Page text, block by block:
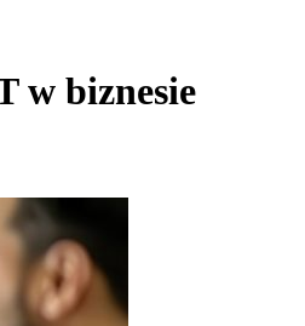
w biznesie